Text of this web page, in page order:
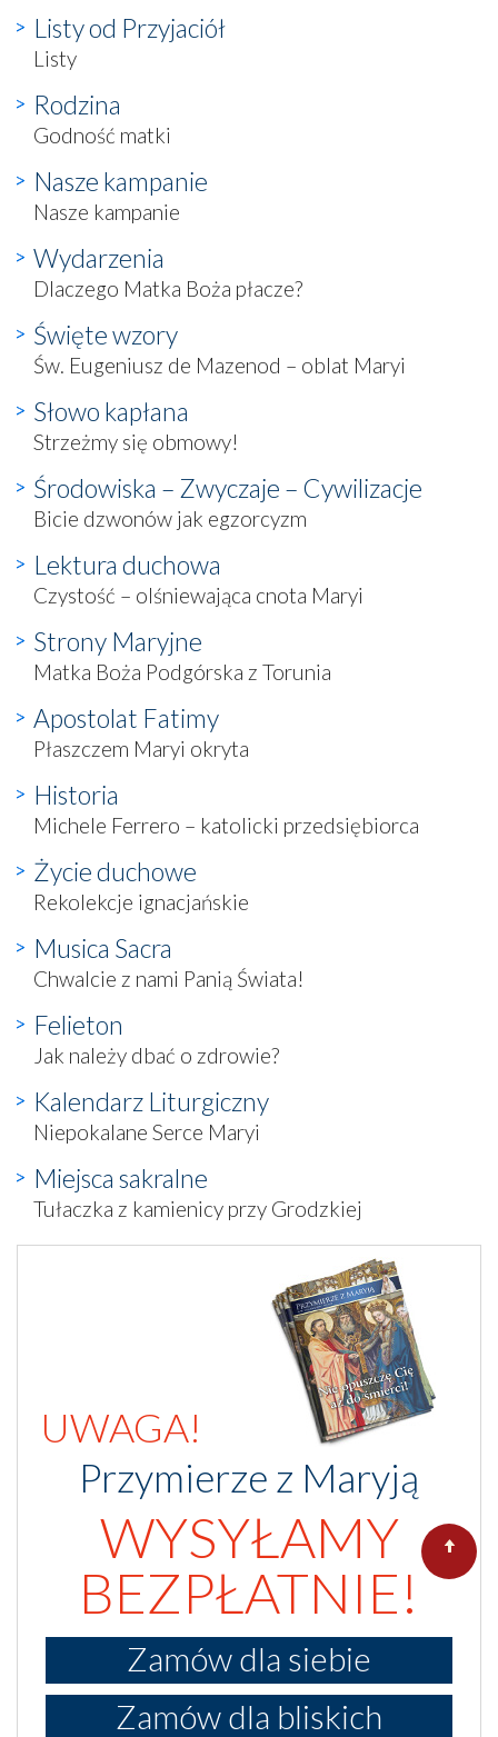
Listy od Przyjaciół
Listy
Rodzina
Godność matki
Nasze kampanie
Nasze kampanie
Wydarzenia
Dlaczego Matka Boża płacze?
Święte wzory
Św. Eugeniusz de Mazenod – oblat Maryi
Słowo kapłana
Strzeżmy się obmowy!
Środowiska – Zwyczaje – Cywilizacje
Bicie dzwonów jak egzorcyzm
Lektura duchowa
Czystość – olśniewająca cnota Maryi
Strony Maryjne
Matka Boża Podgórska z Torunia
Apostolat Fatimy
Płaszczem Maryi okryta
Historia
Michele Ferrero – katolicki przedsiębiorca
Życie duchowe
Rekolekcje ignacjańskie
Musica Sacra
Chwalcie z nami Panią Świata!
Felieton
Jak należy dbać o zdrowie?
Kalendarz Liturgiczny
Niepokalane Serce Maryi
Miejsca sakralne
Tułaczka z kamienicy przy Grodzkiej
UWAGA!
Przymierze z Maryją
WYSYŁAMY
BEZPŁATNIE!
Zamów dla siebie
Zamów dla bliskich